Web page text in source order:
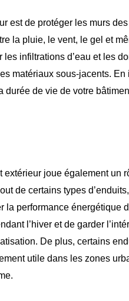
est de protéger les murs
la pluie, le vent, le gel et
infiltrations d’eau et les
matériaux sous-jacents.
durée de vie de votre
extérieur joue également un
de certains types
la performance énergétique
l’hiver et de garder
De plus, certains
utile dans les zones